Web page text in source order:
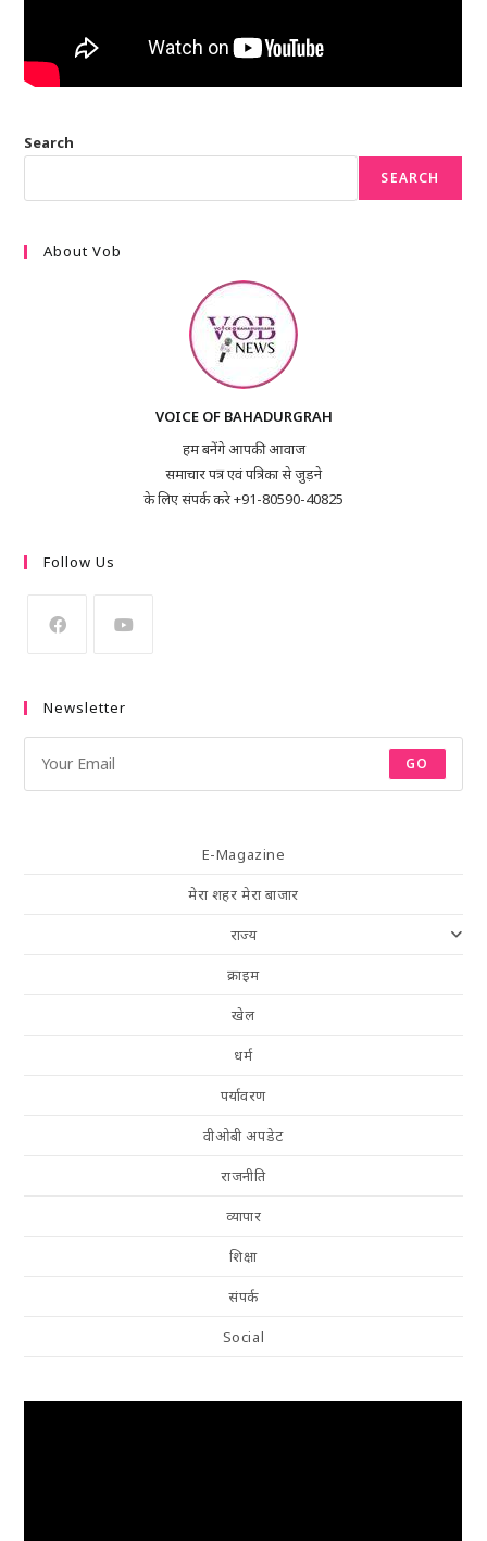
Search
SEARCH
About Vob
VOICE OF BAHADURGRAH
हम बनेंगे आपकी आवाज
समाचार पत्र एवं पत्रिका से जुड़ने
के लिए संपर्क करे +91-80590-40825
Follow Us
Newsletter
GO
E-Magazine
मेरा शहर मेरा बाजार
राज्य
क्राइम
खेल
धर्म
पर्यावरण
वीओबी अपडेट
राजनीति
व्यापार
शिक्षा
संपर्क
Social